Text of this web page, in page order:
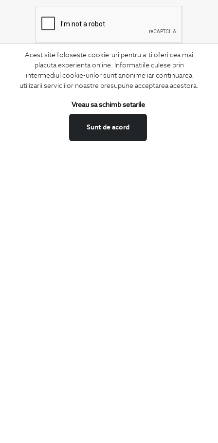
Acest site foloseste cookie-uri pentru a-ti oferi cea mai
placuta experienta online. Informatiile culese prin
intermediul cookie-urilor sunt anonime iar continuarea
utilizarii serviciilor noastre presupune acceptarea acestora.
Sunt de acord
Vreau sa schimb setarile
MA ABONEZ
Fii mereu la curent cu noutatile noastre,
oferte speciale si trenduri in moda masculina.
CONCIERGE
Termeni si conditii